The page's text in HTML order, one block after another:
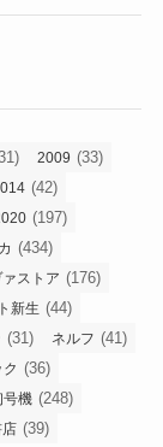
2009 (33)
(42)
(197)
(434)
ストア (176)
新生 (44)
(31) ネルフ (41)
(36)
号機 (248)
(39)